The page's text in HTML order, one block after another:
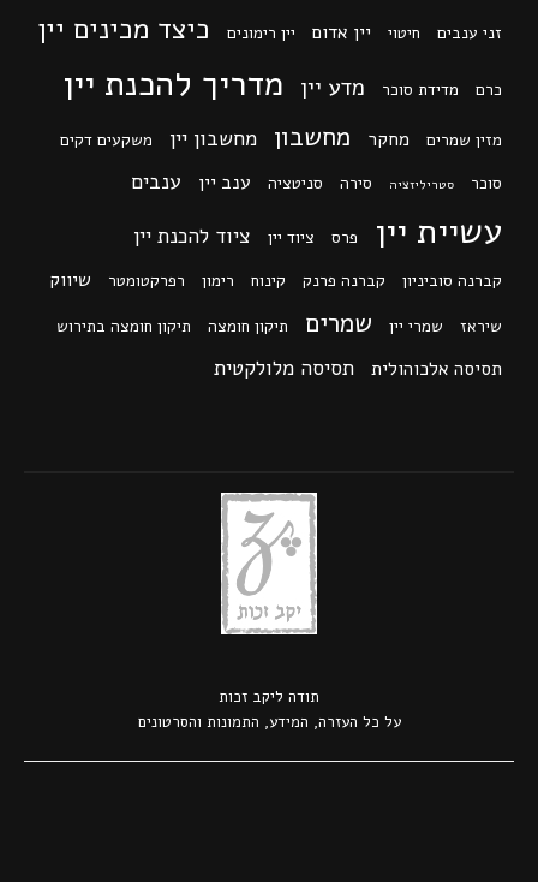
זני ענבים חיטוי יין אדום יין רימונים כיצד מכינים יין
כרם מדידת סוכר מדע יין מדריך להכנת יין
מזין שמרים מחקר מחשבון מחשבון יין
משקעים דקים
סוכר
סטריליזציה סירה סניטציה ענב יין ענבים
עשיית יין פרס ציוד יין ציוד להכנת יין
קברנה סוביניון קברנה פרנק קינוח רימון רפרקטומטר שיווק
שיראז שמרי יין שמרים תיקון חומצה תיקון חומצה בתירוש
תסיסה אלכוהולית תסיסה מלולקטית
תודה ליקב זכות
על כל העזרה, המידע, התמונות והסרטונים